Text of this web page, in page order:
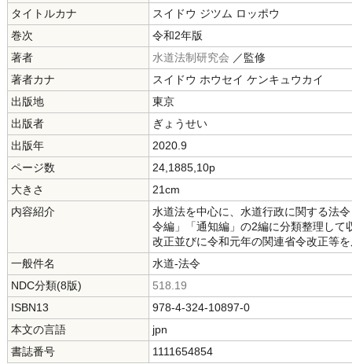
タイトルカナ
スイドウ ジツム ロッポウ
巻次
令和2年版
著者
水道法制研究会 ／監修
著者カナ
スイドウ ホウセイ ケンキュウカイ
出版地
東京
出版者
ぎょうせい
出版年
2020.9
ページ数
24,1885,10p
大きさ
21cm
内容紹介
水道法を中心に、水道行政に関する法
令編」「通知編」の2編に分類整理し
改正並びに令和元年の関連省令改正等
一般件名
水道-法令
NDC分類(8版)
518.19
ISBN13
978-4-324-10897-0
本文の言語
jpn
書誌番号
1111654854